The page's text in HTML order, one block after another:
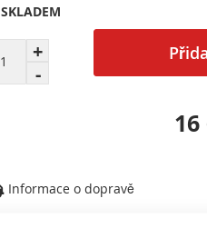
16
SKLADEM
Informace o dopravě